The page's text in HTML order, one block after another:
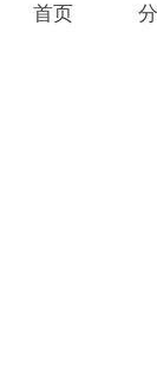
首页